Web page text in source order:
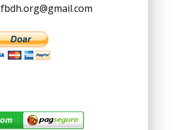
fbdh.org@gmail.com